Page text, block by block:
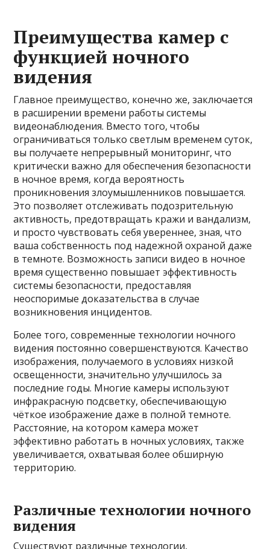
Преимущества камер с
функцией ночного
видения
Главное преимущество, конечно же, заключается
в расширении времени работы системы
видеонаблюдения. Вместо того, чтобы
ограничиваться только светлым временем суток,
вы получаете непрерывный мониторинг, что
критически важно для обеспечения безопасности
в ночное время, когда вероятность
проникновения злоумышленников повышается.
Это позволяет отслеживать подозрительную
активность, предотвращать кражи и вандализм,
и просто чувствовать себя увереннее, зная, что
ваша собственность под надежной охраной даже
в темноте. Возможность записи видео в ночное
время существенно повышает эффективность
системы безопасности, предоставляя
неоспоримые доказательства в случае
возникновения инцидентов.
Более того, современные технологии ночного
видения постоянно совершенствуются. Качество
изображения, получаемого в условиях низкой
освещенности, значительно улучшилось за
последние годы. Многие камеры используют
инфракрасную подсветку, обеспечивающую
чёткое изображение даже в полной темноте.
Расстояние, на котором камера может
эффективно работать в ночных условиях, также
увеличивается, охватывая более обширную
территорию.
Различные технологии ночного
видения
Существуют различные технологии,